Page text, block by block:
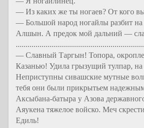
— Из каких же ты ногаев? От кого
— Большой народ ногайлы разбит
Алшын. А предок мой дальний —
— Славный Таргын! Топора,
Казанью! Удила грызущий тулпар,
Неприступны сивашские мутные
тебя они были прикрытьем
Аксыбана-батыра у Азова
Аяукена тяжелое войско. Меч
Едиль!